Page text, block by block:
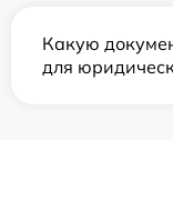
Какую
для